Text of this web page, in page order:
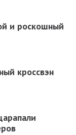
и роскошный
кроссвэн